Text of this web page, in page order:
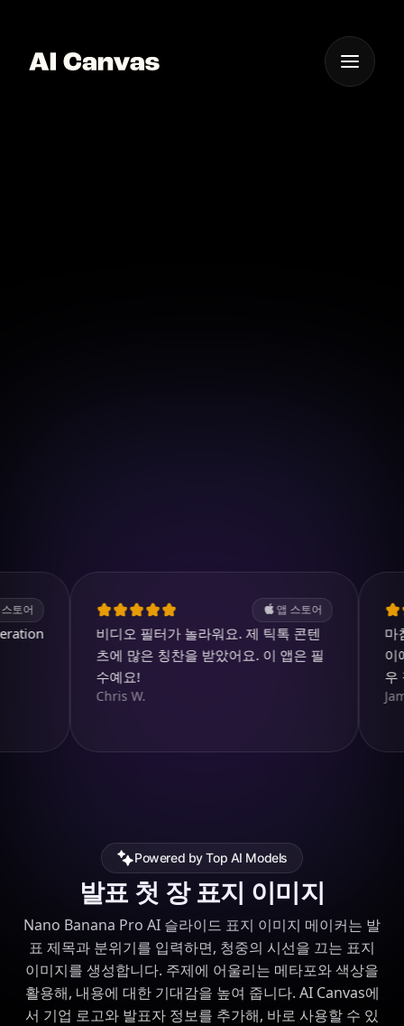
앱 스토어
비디오 필터가 놀라워요. 제 틱톡 콘텐
츠에 많은 칭찬을 받았어요. 이 앱은 필
수예요!
Chris W.
마침내
이에요
우 직관
James P.
Powered by Top AI Models
발표 첫 장 표지 이미지
Nano Banana Pro AI 슬라이드 표지 이미지 메이커는 발
표 제목과 분위기를 입력하면, 청중의 시선을 끄는 표지
이미지를 생성합니다. 주제에 어울리는 메타포와 색상을
활용해, 내용에 대한 기대감을 높여 줍니다. AI Canvas에
서 기업 로고와 발표자 정보를 추가해, 바로 사용할 수 있